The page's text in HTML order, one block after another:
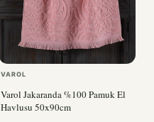
VAROL
Varol Jakaranda %100 Pamuk El
Havlusu 50x90cm